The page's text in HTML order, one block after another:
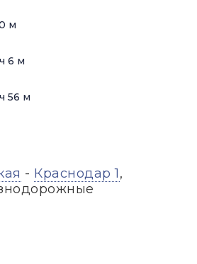
м
6 м
56 м
- Краснодар 1,